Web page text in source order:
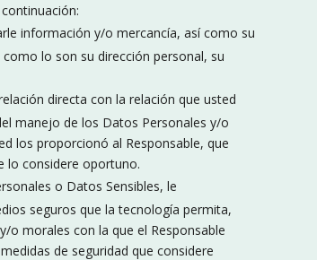
información y/o mercancía, así como su
lo son su dirección personal, su
directa con la relación que usted
manejo de los Datos Personales y/o
los proporcionó al Responsable, que
lo considere oportuno.
o Datos Sensibles, le
seguros que la tecnología permita,
o morales con la que el Responsable
de seguridad que considere